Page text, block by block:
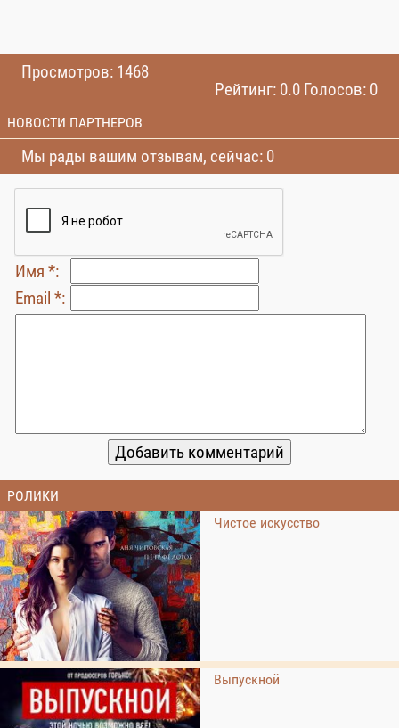
Просмотров: 1468
Рейтинг: 0.0 Голосов: 0
НОВОСТИ ПАРТНЕРОВ
Мы рады вашим отзывам, сейчас: 0
Имя *:
Email *:
РОЛИКИ
Чистое искусство
Выпускной